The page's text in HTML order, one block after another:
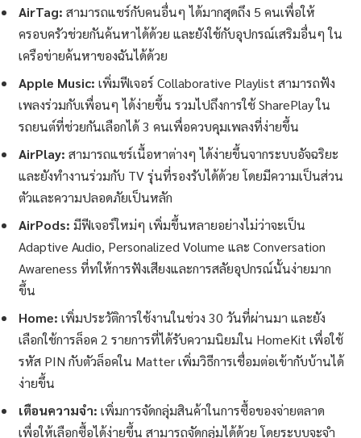
AirTag: สามารถแชร์กับคนอื่นๆ ได้มากสุดถึง 5 คนเพื่อให้
ครอบครัวช่วยกันค้นหาได้ด้วย และยังใช้กับอุปกรณ์เสริมอื่นๆ ใน
เครือข่ายค้นหาของฉันได้ด้วย
Apple Music: เพิ่มฟีเจอร์ Collaborative Playlist สามารถฟัง
เพลงร่วมกับเพื่อนๆ ได้ง่ายขึ้น รวมไปถึงการใช้ SharePlay ใน
รถยนต์ที่ช่วยกันเลือกได้ 3 คนเพื่อควบคุมเพลงที่ง่ายขึ้น
AirPlay: สามารถแชร์เนื้อหาต่างๆ ได้ง่ายขึ้นจากระบบอัจฉริยะ
และยังทำงานร่วมกับ TV รุ่นที่รองรับได้ด้วย โดยมีความเป็นส่วน
ตัวและความปลอดภัยเป็นหลัก
AirPods: มีฟีเจอร์ใหม่ๆ เพิ่มขึ้นหลายอย่างไม่ว่าจะเป็น
Adaptive Audio, Personalized Volume และ Conversation
Awareness ที่ทให้การฟังเสียงและการสลัยอุปกรณ์นั้นง่ายมาก
ขึ้น
Home: เพิ่มประวัติการใช้งานในช่วง 30 วันที่ผ่านมา และยัง
เลือกใช้การล็อค 2 รายการที่ได้รับความนิยมใน HomeKit เพื่อใช้
รหัส PIN กับตัวล็อคใน Matter เพิ่มวิธีการเชื่อมต่อเข้ากับบ้านได้
ง่ายขึ้น
เตือนความจำ: เพิ่มการจัดกลุ่มสินค้าในการซื้อของจ่ายตลาด
เพื่อให้เลือกซื้อได้ง่ายขึ้น สามารถจัดกลุ่มได้ด้วย โดยระบบจะจำ